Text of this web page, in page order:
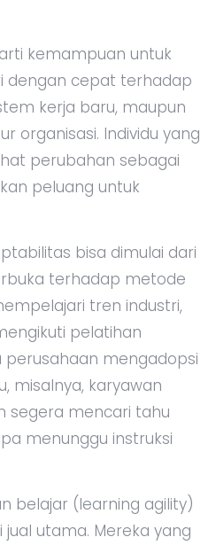
kemampuan untuk
dengan cepat terhadap
kerja baru, maupun
organisasi. Individu yang
perubahan sebagai
peluang untuk
bisa dimulai dari
terhadap metode
tren industri,
pelatihan
perusahaan mengadopsi
misalnya, karyawan
segera mencari tahu
menunggu instruksi
belajar (learning agility)
jual utama. Mereka yang